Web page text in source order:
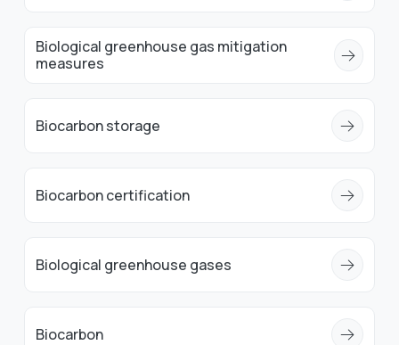
Biological greenhouse gas mitigation
measures
Biocarbon storage
Biocarbon certification
Biological greenhouse gases
Biocarbon